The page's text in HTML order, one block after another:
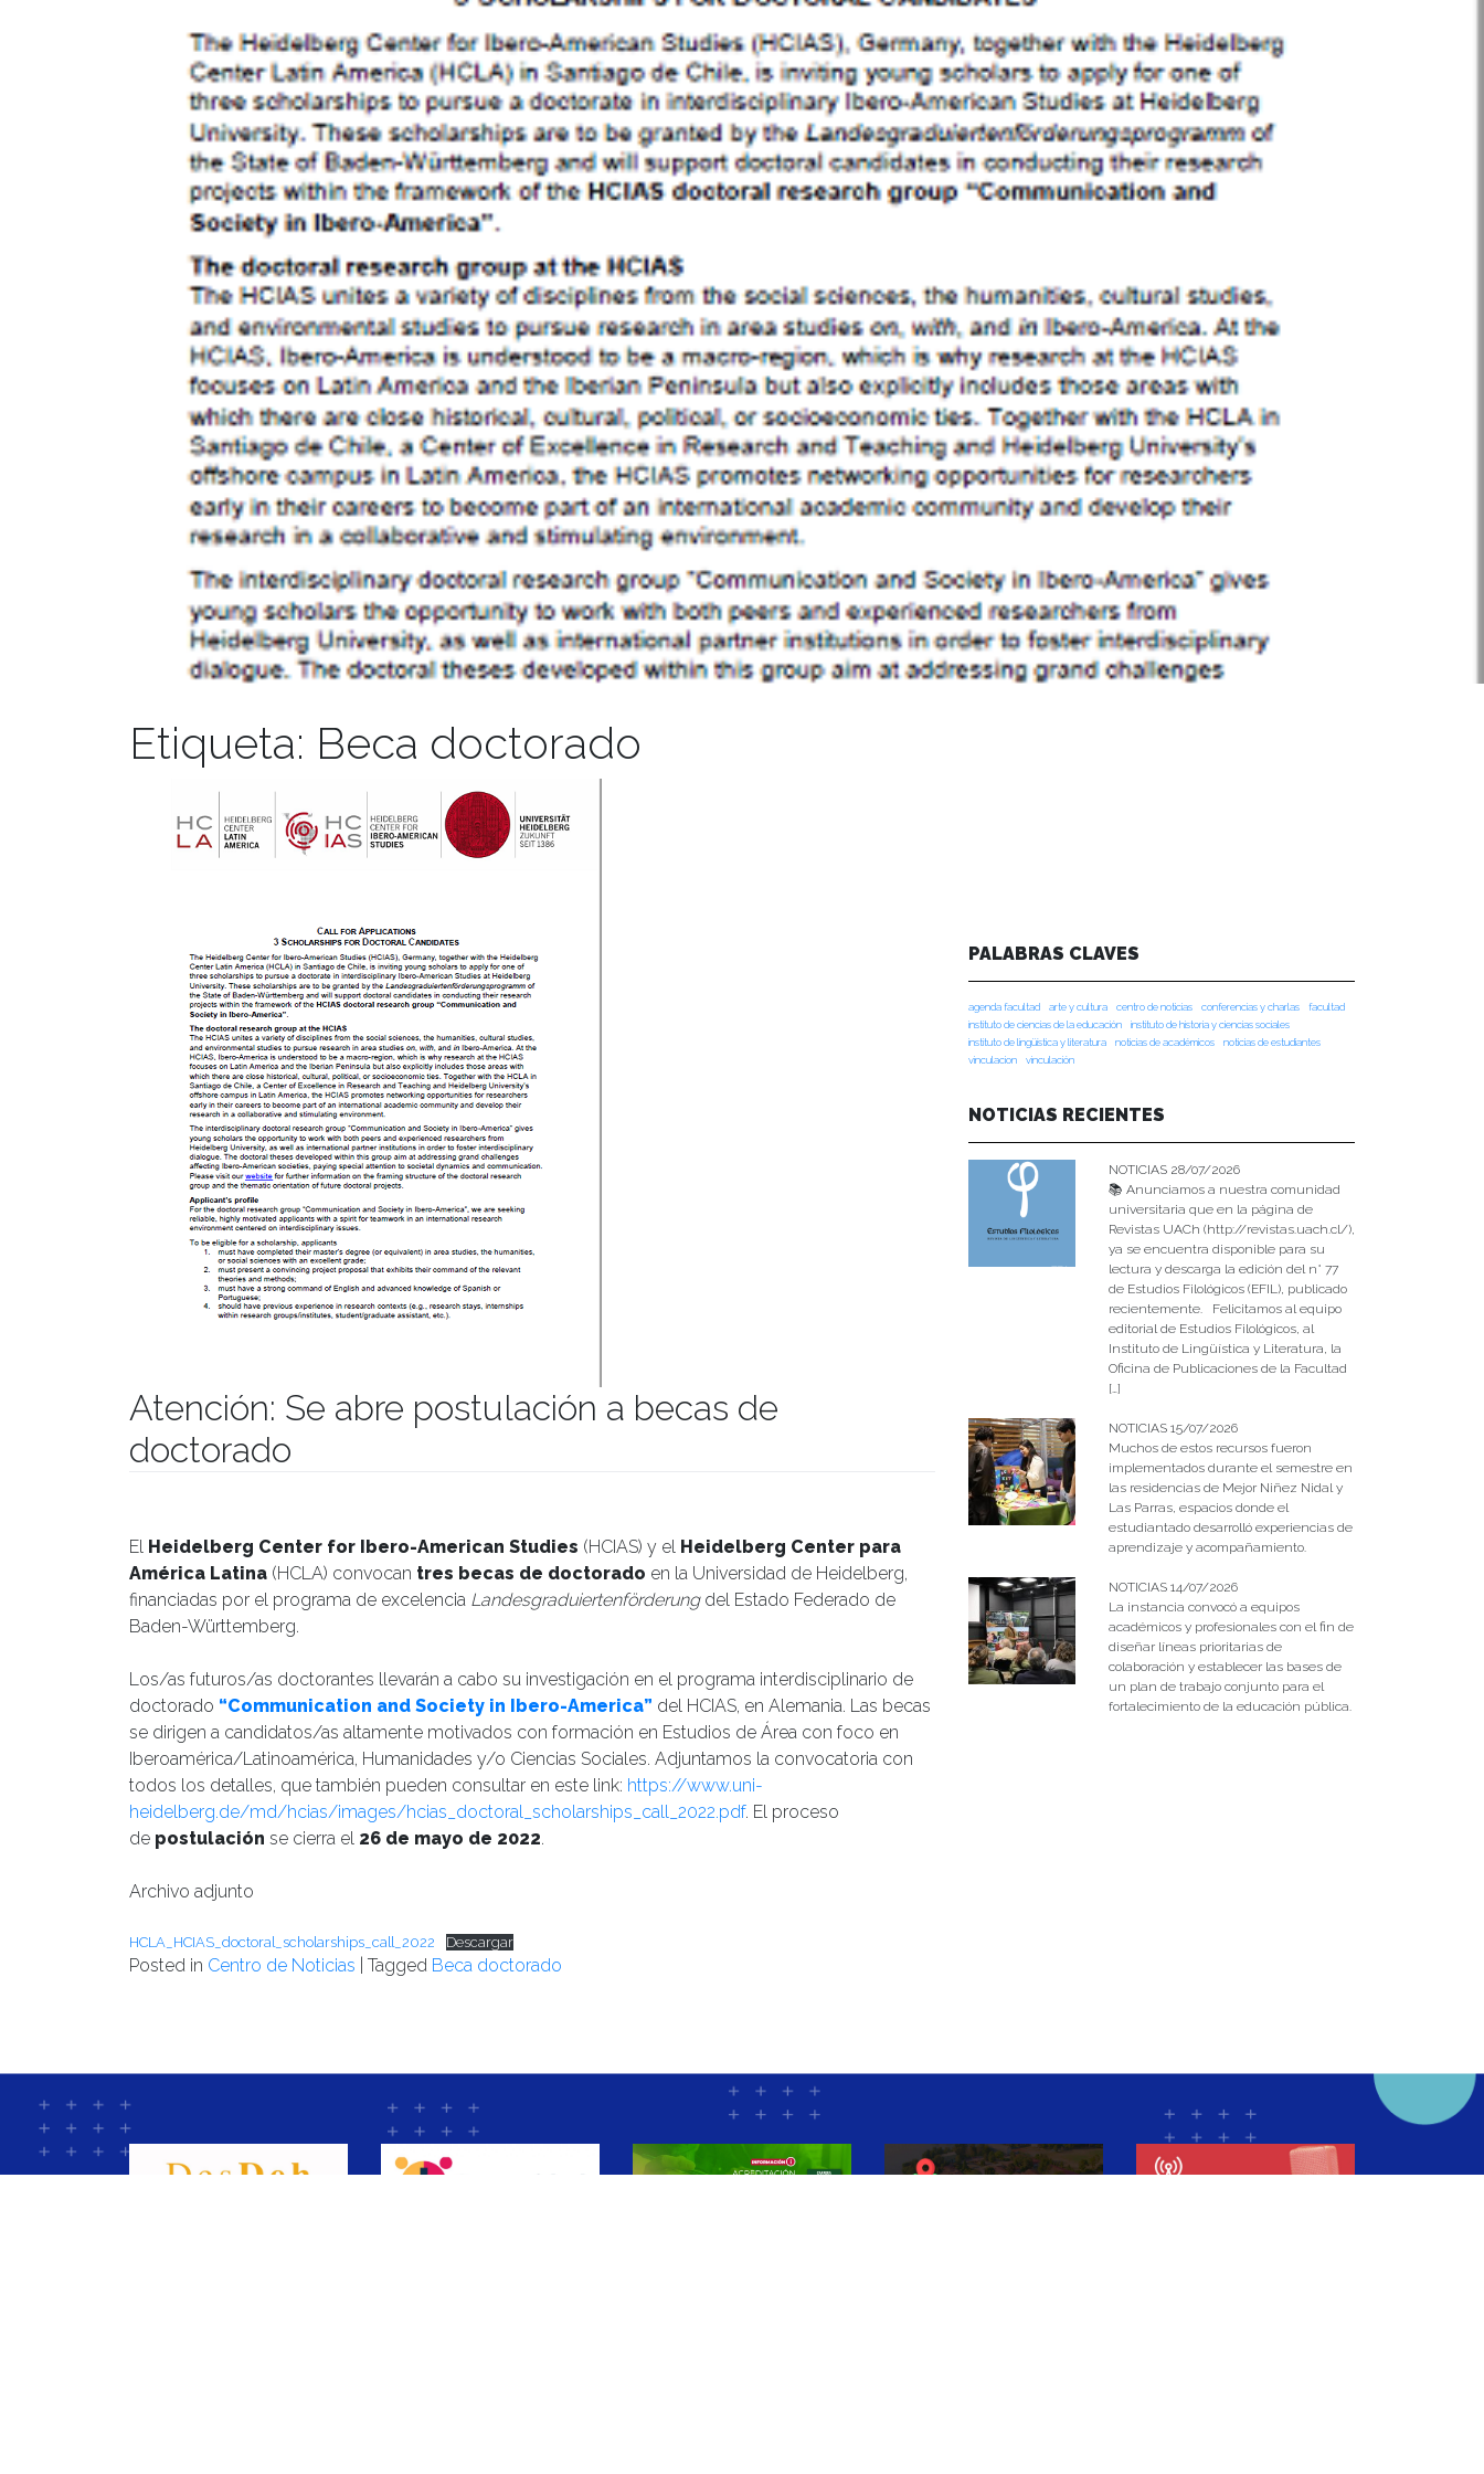
Etiqueta: Beca doctorado
Atención: Se abre postulación a becas de
doctorado
El Heidelberg Center for Ibero-American Studies (HCIAS) y el Heidelberg Center para
América Latina (HCLA) convocan tres becas de doctorado en la Universidad de Heidelberg,
financiadas por el programa de excelencia Landesgraduiertenförderung del Estado Federado de
Baden-Württemberg.
Los/as futuros/as doctorantes llevarán a cabo su investigación en el programa interdisciplinario de
doctorado “Communication and Society in Ibero-America” del HCIAS, en Alemania. Las becas
se dirigen a candidatos/as altamente motivados con formación en Estudios de Área con foco en
Iberoamérica/Latinoamérica, Humanidades y/o Ciencias Sociales. Adjuntamos la convocatoria con
todos los detalles, que también pueden consultar en este link: https://www.uni-
heidelberg.de/md/hcias/images/hcias_doctoral_scholarships_call_2022.pdf. El proceso
de postulación se cierra el 26 de mayo de 2022.
Archivo adjunto
HCLA_HCIAS_doctoral_scholarships_call_2022 Descargar
Posted in Centro de Noticias Tagged Beca doctorado
PALABRAS CLAVES
agenda facultad arte y cultura centro de noticias conferencias y charlas
facultad
instituto de ciencias de la educación
instituto de historia y ciencias sociales
instituto de lingüística y literatura
noticias de académicos
noticias de estudiantes
vinculacion
vinculación
NOTICIAS RECIENTES
NOTICIAS 28/07/2026
📚 Anunciamos a nuestra comunidad
universitaria que en la página de
Revistas UACh (http://revistas.uach.cl/),
ya se encuentra disponible para su
lectura y descarga la edición del n° 77
de Estudios Filológicos (EFIL), publicado
recientemente. Felicitamos al equipo
editorial de Estudios Filológicos, al
Instituto de Lingüística y Literatura, la
Oficina de Publicaciones de la Facultad
[…]
NOTICIAS 15/07/2026
Muchos de estos recursos fueron
implementados durante el semestre en
las residencias de Mejor Niñez Nidal y
Las Parras, espacios donde el
estudiantado desarrolló experiencias de
aprendizaje y acompañamiento.
NOTICIAS 14/07/2026
La instancia convocó a equipos
académicos y profesionales con el fin de
diseñar líneas prioritarias de
colaboración y establecer las bases de
un plan de trabajo conjunto para el
fortalecimiento de la educación pública.